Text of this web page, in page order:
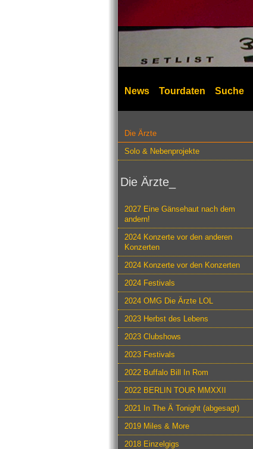
News Tourdaten Suche
Die Ärzte
Solo & Nebenprojekte
Die Ärzte_
2027 Eine Gänsehaut nach dem
andern!
2024 Konzerte vor den anderen
Konzerten
2024 Konzerte vor den Konzerten
2024 Festivals
2024 OMG Die Ärzte LOL
2023 Herbst des Lebens
2023 Clubshows
2023 Festivals
2022 Buffalo Bill In Rom
2022 BERLIN TOUR MMXXII
2021 In The Ä Tonight (abgesagt)
2019 Miles & More
2018 Einzelgigs